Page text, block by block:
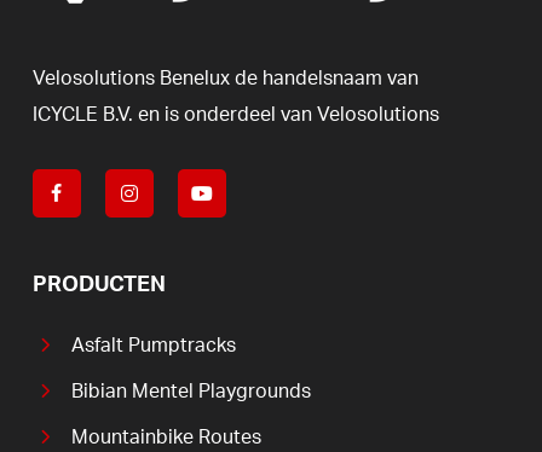
Velosolutions Benelux de handelsnaam van
ICYCLE B.V. en is onderdeel van Velosolutions
PRODUCTEN
Asfalt Pumptracks
Bibian Mentel Playgrounds
Mountainbike Routes